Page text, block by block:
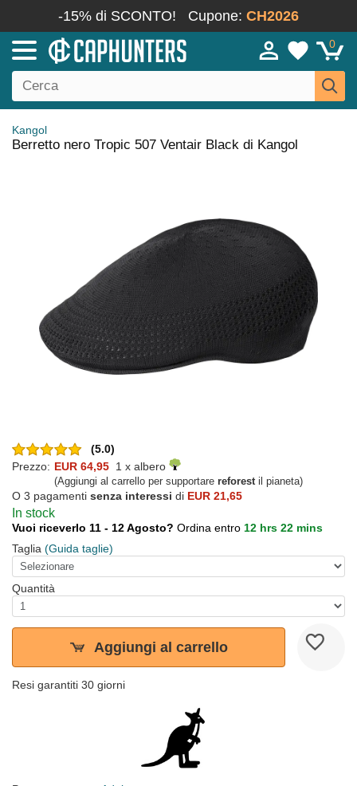
-15% di SCONTO! Cupone: CH2026
0
Kangol
Berretto nero Tropic 507 Ventair Black di Kangol
(5.0)
Prezzo: EUR 64,95 1 x albero
(Aggiungi al carrello per supportare reforestil pianeta)
O 3 pagamenti senza interessi di EUR 21,65
In stock
Vuoi riceverlo 11 - 12 Agosto? Ordina entro 12 hrs 22 mins
Taglia (Guida taglie)
Quantità
Aggiungi al carrello
Resi garantiti 30 giorni